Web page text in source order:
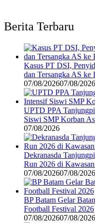
Berita Terbaru
Kasus PT DSI,
dan Tersangka AS
07/08/202607/08/2026
UPTD PPA
Siswi SMP Korban
07/08/2026
Dekranasda
Run 2026 di
07/08/202607/08/2026
BP Batam Gelar
Football Festival 2026
07/08/202607/08/2026